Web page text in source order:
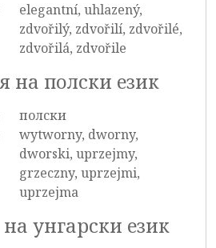
elegantní, uhlazený,
zdvořilý, zdvořilí, zdvořilé,
zdvořilá, zdvořile
на полски език
полски
wytworny, dworny,
dworski, uprzejmy,
grzeczny, uprzejmi,
uprzejma
унгарски език